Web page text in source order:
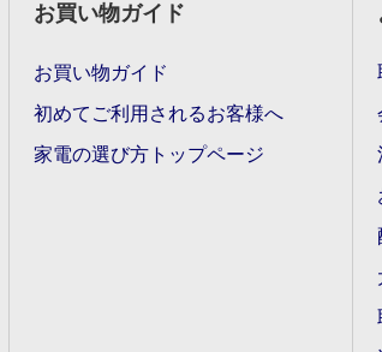
お買い物ガイド
お買い物ガイド
初めてご利用されるお客様へ
家電の選び方トップページ